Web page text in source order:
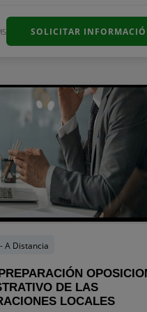
SOLICITAR
A Distancia
DE LAS
LOCALES